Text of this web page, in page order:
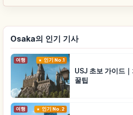
Osaka의 인기 기사
여행 인기 No.1
USJ 초보 가이드
꿀팁
여행 인기 No.2